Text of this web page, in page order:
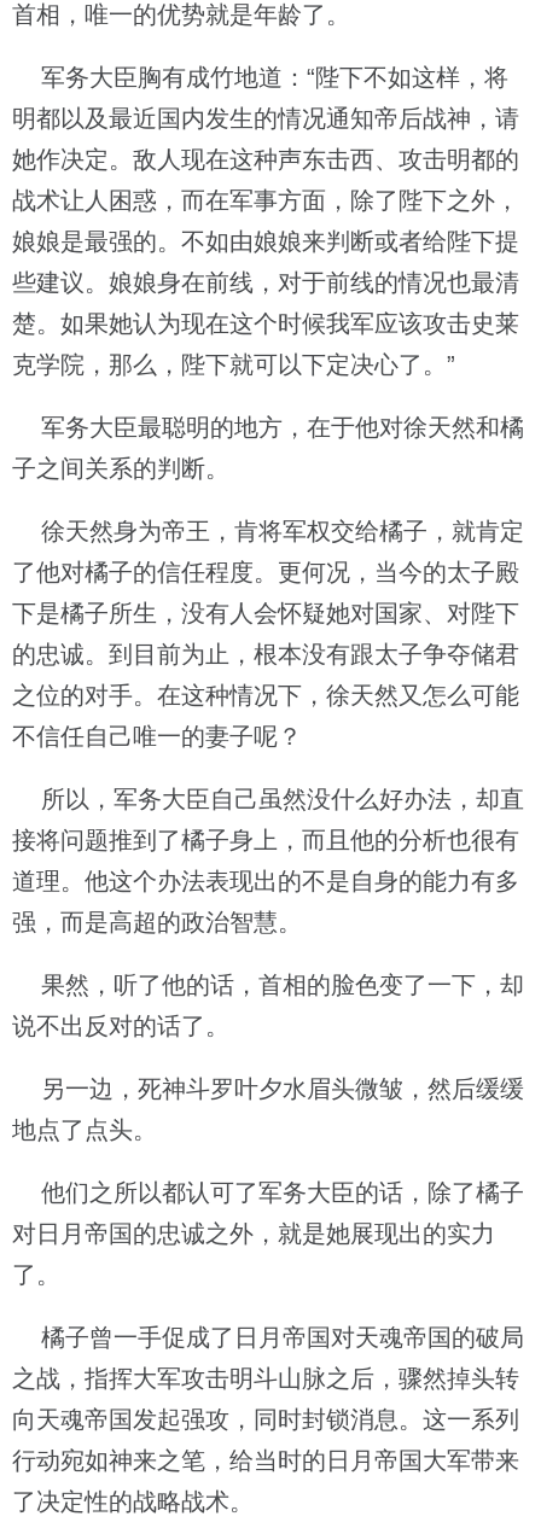
首相，唯一的优势就是年龄了。
军务大臣胸有成竹地道：“陛下不如这样，将
明都以及最近国内发生的情况通知帝后战神，请
她作决定。敌人现在这种声东击西、攻击明都的
战术让人困惑，而在军事方面，除了陛下之外，
娘娘是最强的。不如由娘娘来判断或者给陛下提
些建议。娘娘身在前线，对于前线的情况也最清
楚。如果她认为现在这个时候我军应该攻击史莱
克学院，那么，陛下就可以下定决心了。”
军务大臣最聪明的地方，在于他对徐天然和橘
子之间关系的判断。
徐天然身为帝王，肯将军权交给橘子，就肯定
了他对橘子的信任程度。更何况，当今的太子殿
下是橘子所生，没有人会怀疑她对国家、对陛下
的忠诚。到目前为止，根本没有跟太子争夺储君
之位的对手。在这种情况下，徐天然又怎么可能
不信任自己唯一的妻子呢？
所以，军务大臣自己虽然没什么好办法，却直
接将问题推到了橘子身上，而且他的分析也很有
道理。他这个办法表现出的不是自身的能力有多
强，而是高超的政治智慧。
果然，听了他的话，首相的脸色变了一下，却
说不出反对的话了。
另一边，死神斗罗叶夕水眉头微皱，然后缓缓
地点了点头。
他们之所以都认可了军务大臣的话，除了橘子
对日月帝国的忠诚之外，就是她展现出的实力
了。
橘子曾一手促成了日月帝国对天魂帝国的破局
之战，指挥大军攻击明斗山脉之后，骤然掉头转
向天魂帝国发起强攻，同时封锁消息。这一系列
行动宛如神来之笔，给当时的日月帝国大军带来
了决定性的战略战术。